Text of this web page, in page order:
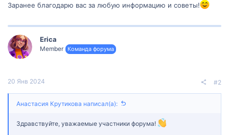
Заранее благодарю вас за любую информацию и советы!
Erica
Member Команда форума
20 Янв 2024 #2
Анастасия Крутикова написал(а):
Здравствуйте, уважаемые участники форума!